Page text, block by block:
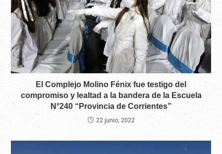
El Complejo Molino Fénix fue testigo del
compromiso y lealtad a la bandera de la Escuela
N°240 “Provincia de Corrientes”
22 junio, 2022